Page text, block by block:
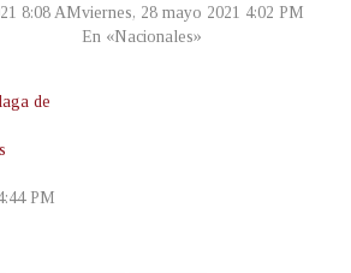
8:08 AMviernes, 28 mayo 2021 4:02 PM
En «Nacionales»
de
PM